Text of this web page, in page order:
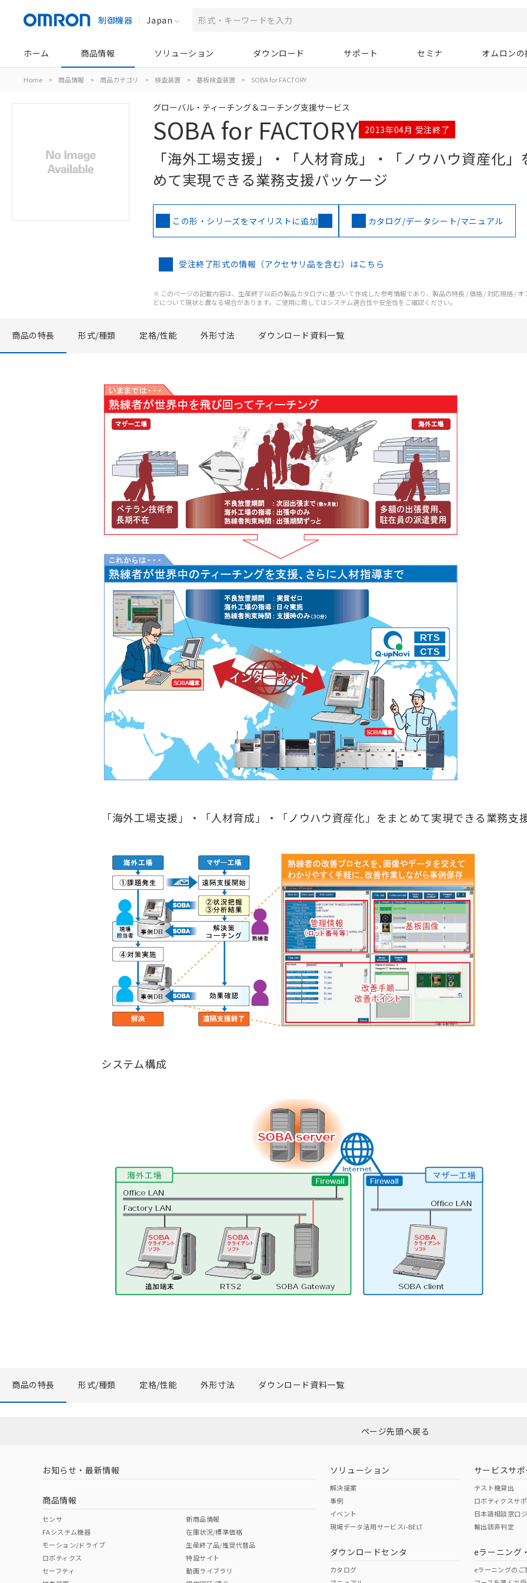
制御機器 Japan
ホーム 商品情報 ソリューション ダウンロード サポート セミナ オムロン
Home > 商品情報 > 商品カテゴリ > 検査装置 > 基板検査装置 > SOBA for FACTORY
グローバル・ティーチング＆コーチング支援サービス
SOBA for FACTORY 2013年04月 受注終了
「海外工場支援」・「人材育成」・「ノウハウ資産化」
めて実現できる業務支援パッケージ
この形・シリーズをマイリストに追加 カタログ/データシート/マニュアル
受注終了形式の情報（アクセサリ品を含む）はこちら
※ このページの記載内容は、生産終了以前の製品カタログに基づいて作成した参考情報であり、製品の特長 / 価格 / 対応規格 / オ
どについて現状と異なる場合があります。ご使用に際してはシステム適合性や安全性をご確認ください。
商品の特長 形式/種類 定格/性能 外形寸法 ダウンロード資料一覧
「海外工場支援」・「人材育成」・「ノウハウ資産化」をまとめて実現できる業務支
システム構成
商品の特長 形式/種類 定格/性能 外形寸法 ダウンロード資料一覧
ページ先頭へ戻る
お知らせ・最新情報
商品情報
センサ
FAシステム機器
モーション/ドライブ
ロボティクス
セーフティ
新商品情報
在庫状況/標準価格
生産終了品/推奨代替品
特設サイト
動画ライブラリ
ソリューション
解決提案
事例
イベント
現場データ活用サービスi-BELT
ダウンロードセンタ
カタログ
サービスサポ
テスト機貸出
ロボティクスサ
日本語相談窓口
輸出該非判定
eラーニング
eラーニングのご